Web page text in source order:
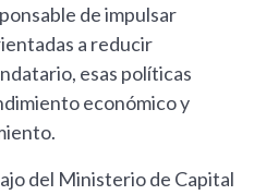
de impulsar
a reducir
esas políticas
económico y
del Ministerio de Capital